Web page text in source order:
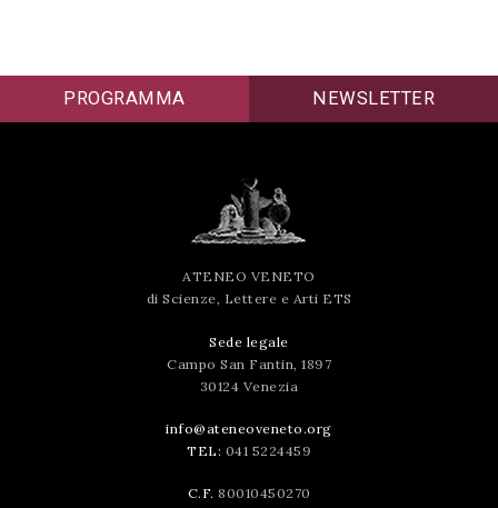
PROGRAMMA NEWSLETTER
ATENEO VENETO
di Scienze, Lettere e Arti ETS
Sede legale
Campo San Fantin, 1897
30124 Venezia
info@ateneoveneto.org
TEL: 041 5224459
C.F. 80010450270